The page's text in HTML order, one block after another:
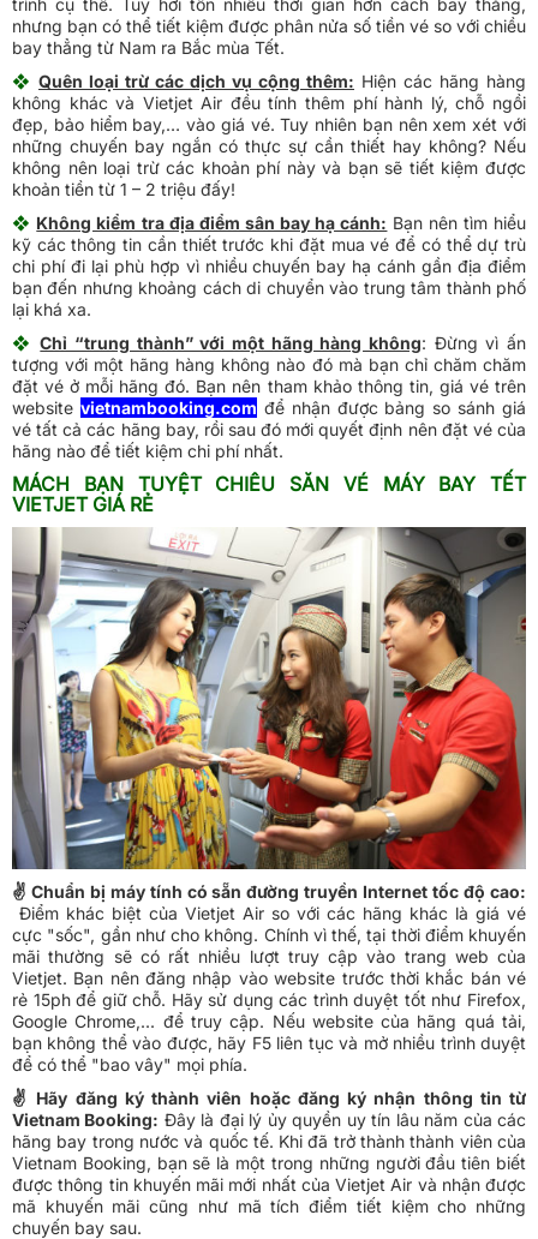
nhưng bạn có thể tiết kiệm được phân nửa số tiền vé so với chiều
bay thẳng từ Nam ra Bắc mùa Tết.
❖ Quên loại trừ các dịch vụ cộng thêm: Hiện các hãng hàng
không khác và Vietjet Air đều tính thêm phí hành lý, chỗ ngồi
đẹp, bảo hiểm bay,… vào giá vé. Tuy nhiên bạn nên xem xét với
những chuyến bay ngắn có thực sự cần thiết hay không? Nếu
không nên loại trừ các khoản phí này và bạn sẽ tiết kiệm được
khoản tiền từ 1 – 2 triệu đấy!
❖ Không kiểm tra địa điểm sân bay hạ cánh: Bạn nên tìm hiểu
kỹ các thông tin cần thiết trước khi đặt mua vé để có thể dự trù
chi phí đi lại phù hợp vì nhiều chuyến bay hạ cánh gần địa điểm
bạn đến nhưng khoảng cách di chuyển vào trung tâm thành phố
lại khá xa.
❖Chỉ “trung thành” với một hãng hàng không: Đừng vì ấn
tượng với một hãng hàng không nào đó mà bạn chỉ chăm chăm
đặt vé ở mỗi hãng đó. Bạn nên tham khảo thông tin, giá vé trên
website vietnambooking.com để nhận được bảng so sánh giá
vé tất cả các hãng bay, rồi sau đó mới quyết định nên đặt vé của
hãng nào để tiết kiệm chi phí nhất.
MÁCH BẠN TUYỆT CHIÊU SĂN VÉ MÁY BAY TẾT
VIETJET GIÁ RẺ
✌ Chuẩn bị máy tính có sẵn đường truyền Internet tốc độ cao:
Điểm khác biệt của Vietjet Air so với các hãng khác là giá vé
cực "sốc", gần như cho không. Chính vì thế, tại thời điểm khuyến
mãi thường sẽ có rất nhiều lượt truy cập vào trang web của
Vietjet. Bạn nên đăng nhập vào website trước thời khắc bán vé
rẻ 15ph để giữ chỗ. Hãy sử dụng các trình duyệt tốt như Firefox,
Google Chrome,... để truy cập. Nếu website của hãng quá tải,
bạn không thể vào được, hãy F5 liên tục và mở nhiều trình duyệt
để có thể "bao vây" mọi phía.
✌ Hãy đăng ký thành viên hoặc đăng ký nhận thông tin từ
Vietnam Booking: Đây là đại lý ủy quyền uy tín lâu năm của các
hãng bay trong nước và quốc tế. Khi đã trở thành thành viên của
Vietnam Booking, bạn sẽ là một trong những người đầu tiên biết
được thông tin khuyến mãi mới nhất của Vietjet Air và nhận được
mã khuyến mãi cũng như mã tích điểm tiết kiệm cho những
chuyến bay sau.